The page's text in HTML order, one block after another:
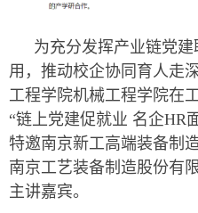
为充分发挥产业链党
用，推动校企协同育人走
工程学院机械工程学院在
“链上党建促就业 名企HR
特邀南京新工高端装备制
南京工艺装备制造股份有
主讲嘉宾。